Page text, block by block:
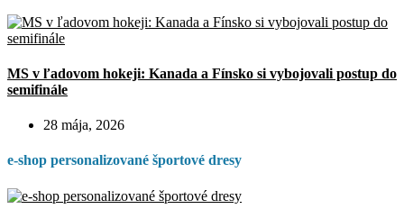
MS v ľadovom hokeji: Kanada a Fínsko si vybojovali postup do
semifinále
28 mája, 2026
e-shop personalizované športové dresy